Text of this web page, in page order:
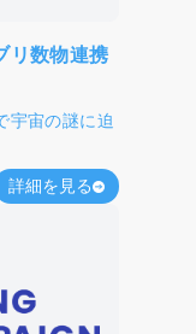
リ数物連携
宇宙の謎に迫
詳細を見る